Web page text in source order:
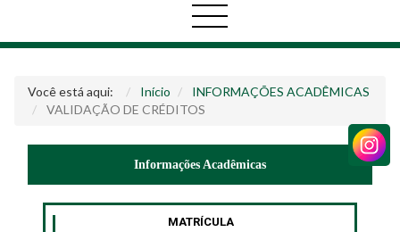
Você está aqui: Início
INFORMAÇÕES ACADÊMICAS
VALIDAÇÃO DE CRÉDITOS
Informações Acadêmicas
MATRÍCULA